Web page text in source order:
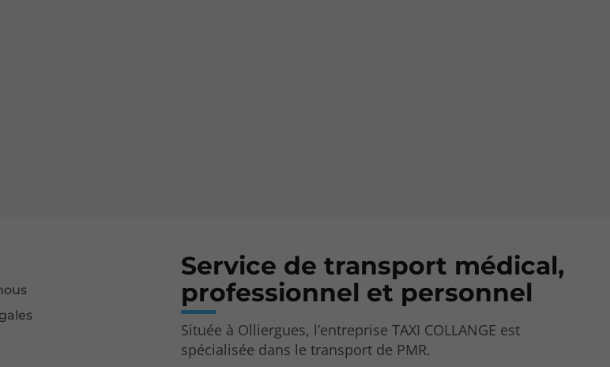
Service de transport médical,
professionnel et personnel
Située à Olliergues, l’entreprise TAXI COLLANGE est
spécialisée dans le transport de PMR.